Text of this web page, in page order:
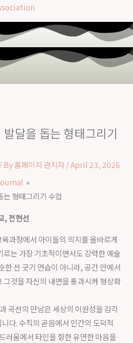
달을 돕는 형태그리기
/ By홈페이지 관지자/April 23, 2026
는 형태그리기 수업
, 전현선
과정에서 아이들의 의지를 올바르게
는 가장 기초적이면서도 강력한 예술
한 선 긋기 연습이 아니라, 공간 안에서
것을 자신의 내면을 통과시켜 형상화
곡선의 만남은 세상의 이원성을 감각
다. 수직의 곧음에서 인간의 도덕적
러움에서 타인을 향한 유연한 마음을